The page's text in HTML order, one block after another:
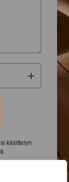
käsittelyn